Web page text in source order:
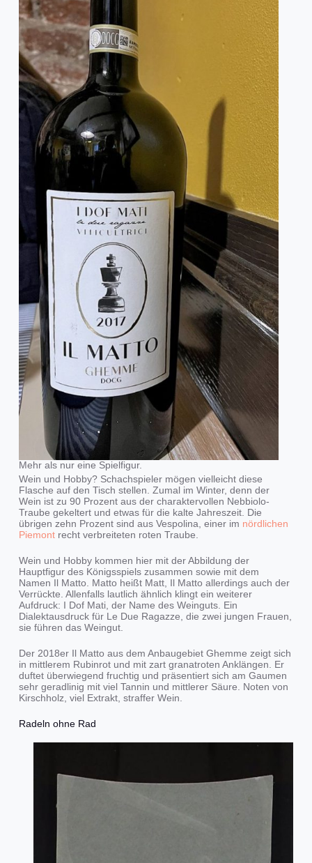
Mehr als nur eine Spielfigur.
Wein und Hobby? Schachspieler mögen vielleicht diese
Flasche auf den Tisch stellen. Zumal im Winter, denn der
Wein ist zu 90 Prozent aus der charaktervollen Nebbiolo-
Traube gekeltert und etwas für die kalte Jahreszeit. Die
übrigen zehn Prozent sind aus Vespolina, einer im nördlichen
Piemontrecht verbreiteten roten Traube.
Wein und Hobby kommen hier mit der Abbildung der
Hauptfigur des Königsspiels zusammen sowie mit dem
Namen Il Matto. Matto heißt Matt, Il Matto allerdings auch der
Verrückte. Allenfalls lautlich ähnlich klingt ein weiterer
Aufdruck: I Dof Mati, der Name des Weinguts. Ein
Dialektausdruck für Le Due Ragazze, die zwei jungen Frauen,
sie führen das Weingut.
Der 2018er Il Matto aus dem Anbaugebiet Ghemme zeigt sich
in mittlerem Rubinrot und mit zart granatroten Anklängen. Er
duftet überwiegend fruchtig und präsentiert sich am Gaumen
sehr geradlinig mit viel Tannin und mittlerer Säure. Noten von
Kirschholz, viel Extrakt, straffer Wein.
Radeln ohne Rad